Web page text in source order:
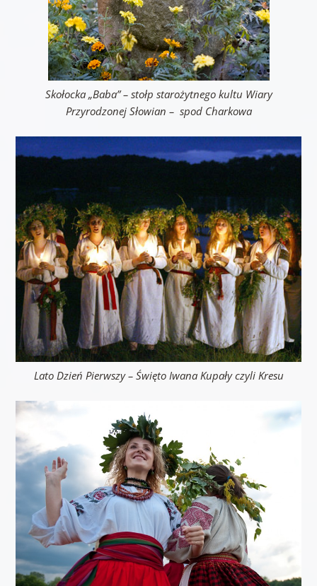
Skołocka „Baba” – stołp starożytnego kultu Wiary
Przyrodzonej Słowian – spod Charkowa
Lato Dzień Pierwszy – Święto Iwana Kupały czyli Kresu